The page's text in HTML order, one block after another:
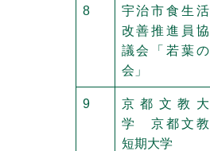
8
宇治市食生活
改善推進員協
議会「若葉の
会」
9
京都文教大
学 京都文教
短期大学